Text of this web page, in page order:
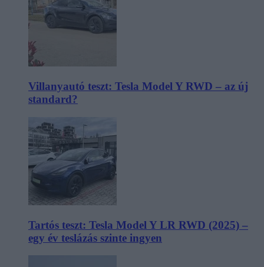
Villanyautó teszt: Tesla Model Y RWD – az új
standard?
Tartós teszt: Tesla Model Y LR RWD (2025) –
egy év teslázás szinte ingyen